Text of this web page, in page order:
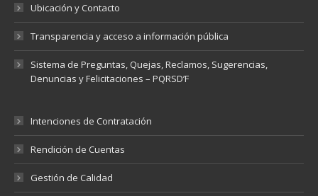
Ubicación y Contacto
Transparencia y acceso a información pública
Sistema de Preguntas, Quejas, Reclamos, Sugerencias,
Denuncias y Felicitaciones – PQRSD’F
Intenciones de Contratación
Rendición de Cuentas
Gestión de Calidad